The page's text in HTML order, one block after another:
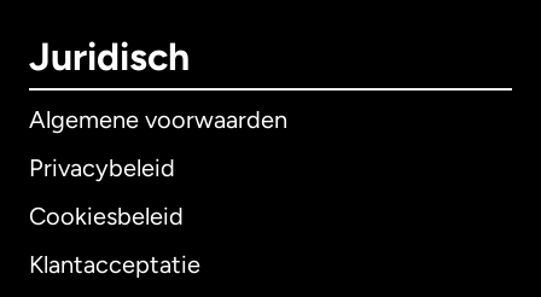
Juridisch
Algemene voorwaarden
Privacybeleid
Cookiesbeleid
Klantacceptatie